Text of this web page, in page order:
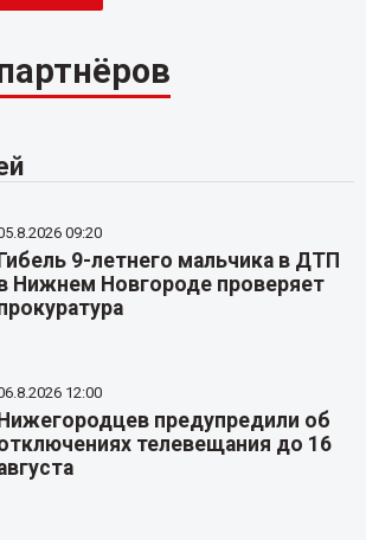
09:20
Гибель 9-летнего мальчика в ДТП
Нижнем Новгороде проверяет
12:00
предупредили об
телевещания до 16